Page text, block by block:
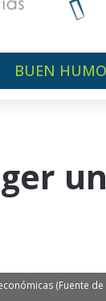
BUEN
(Fuente de